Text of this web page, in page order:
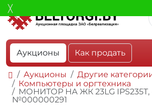
Аукционы Как продать
Аукционы
Другие
Компьютеры и оргтехника
МОНИТОР НА ЖК 23LG IPS235T,
№000000291